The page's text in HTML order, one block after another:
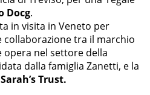
Docg.
in visita in Veneto per
collaborazione tra il marchio
opera nel settore della
dalla famiglia Zanetti, e la
Sarah’s Trust.